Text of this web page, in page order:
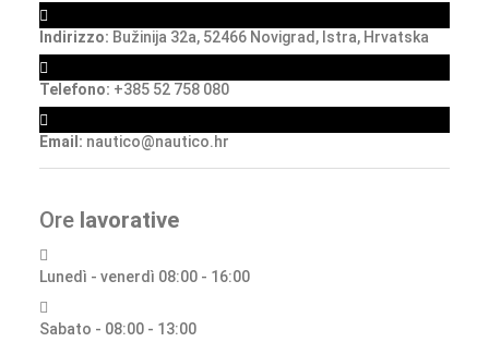
Indirizzo: Bužinija 32a, 52466 Novigrad, Istra, Hrvatska
Telefono: +385 52 758 080
Email: nautico@nautico.hr
Ore lavorative
Lunedì - venerdì 08:00 - 16:00
Sabato - 08:00 - 13:00